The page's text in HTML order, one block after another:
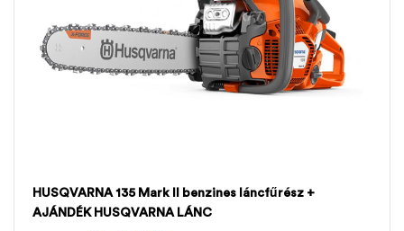
HUSQVARNA 135 Mark II benzines láncfűrész +
AJÁNDÉK HUSQVARNA LÁNC